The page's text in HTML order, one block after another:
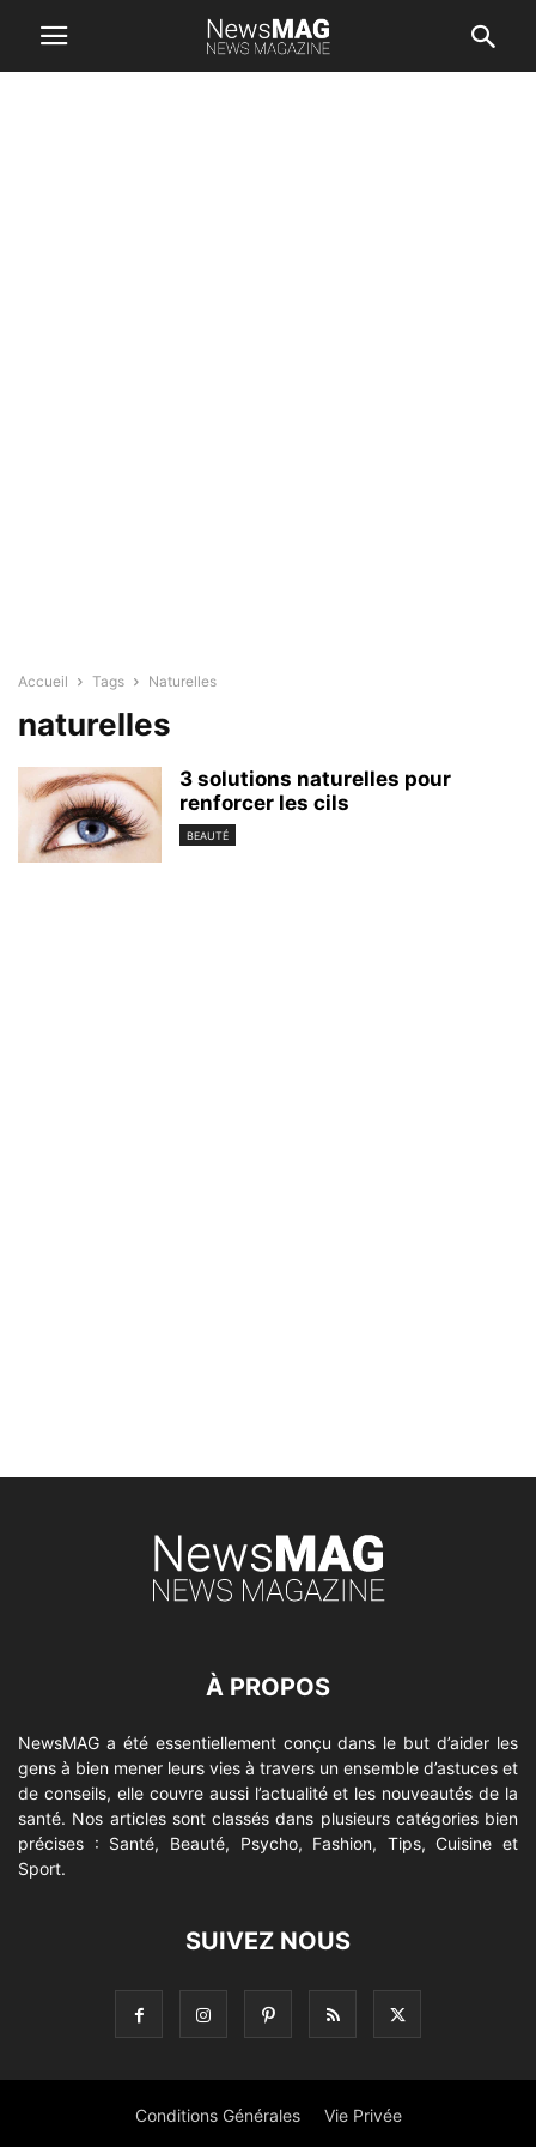
Accueil Tags Naturelles
naturelles
3 solutions naturelles pour
renforcer les cils
BEAUTÉ
À PROPOS
NewsMAG a été essentiellement conçu dans le but d’aider les
gens à bien mener leurs vies à travers un ensemble d’astuces et
de conseils, elle couvre aussi l’actualité et les nouveautés de la
santé. Nos articles sont classés dans plusieurs catégories bien
précises : Santé, Beauté, Psycho, Fashion, Tips, Cuisine et
Sport.
SUIVEZ NOUS
Conditions Générales Vie Privée